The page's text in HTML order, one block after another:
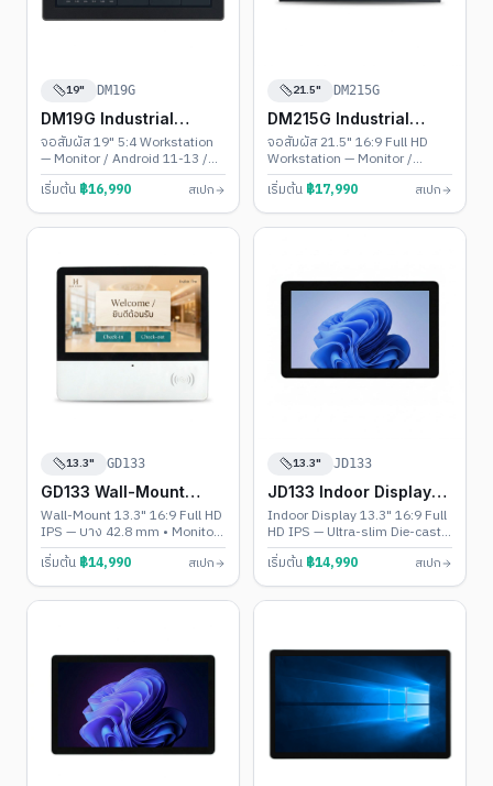
19" DM19G
DM19G Industrial
Touch PC
จอสัมผัส 19" 5:4 Workstation
— Monitor / Android 11-13 /
Windows 10-11 • IP65 + VESA
100
เริ่มต้น ฿16,990 สเปก
21.5" DM215G
DM215G Industrial
Touch PC
จอสัมผัส 21.5" 16:9 Full HD
Workstation — Monitor /
Android 11-13 / Windows 10-
11 • IP65 + VESA 100
เริ่มต้น ฿17,990 สเปก
13.3" GD133
GD133 Wall-Mount
Touch PC
Wall-Mount 13.3" 16:9 Full HD
IPS — บาง 42.8 mm • Monitor
/ Android 11-13 / Windows
10-11
เริ่มต้น ฿14,990 สเปก
13.3" JD133
JD133 Indoor Display
Touch PC
Indoor Display 13.3" 16:9 Full
HD IPS — Ultra-slim Die-cast
Body • Monitor / Android 11-
13 / Windows 10-11
เริ่มต้น ฿14,990 สเปก